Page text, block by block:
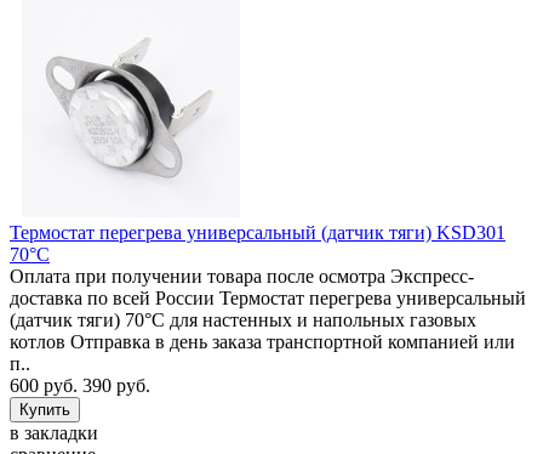
Термостат перегрева универсальный (датчик тяги) KSD301
70°C
Оплата при получении товара после осмотра Экспресс-
доставка по всей России Термостат перегрева универсальный
(датчик тяги) 70°C для настенных и напольных газовых
котлов Отправка в день заказа транспортной компанией или
п..
600 руб. 390 руб.
в закладки